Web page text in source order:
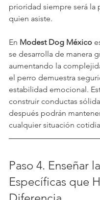
prioridad siempre será la
quien asiste.
En Modest Dog México
se desarrolla de manera
aumentando la
el perro demuestra
estabilidad emocional.
construir conductas
después podrán
cualquier situación
Paso 4. Enseñar
Específicas que